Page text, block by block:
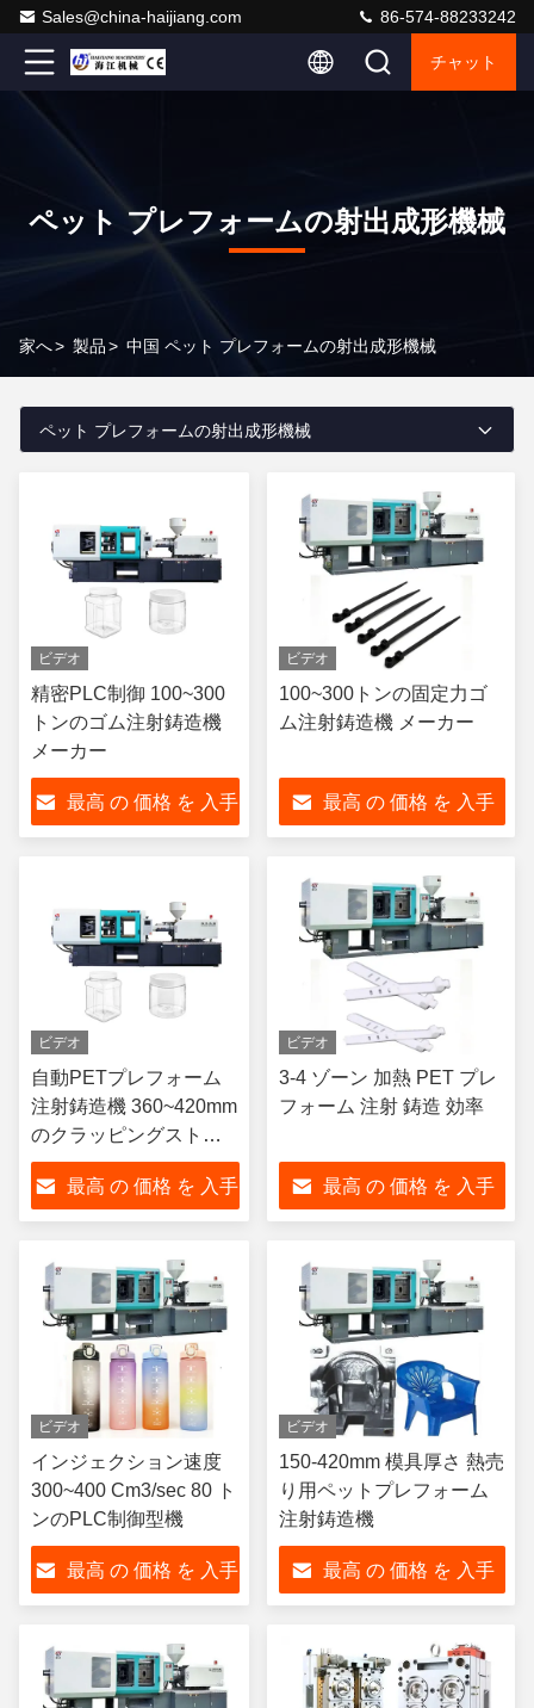
Sales@china-haijiang.com 86-574-88233242
チャット
ペット プレフォームの射出成形機械
家へ> 製品> 中国 ペット プレフォームの射出成形機械
ペット プレフォームの射出成形機械
ビデオ
精密PLC制御 100~300
トンのゴム注射鋳造機
メーカー
最高 の 価格 を 入手
ビデオ
100~300トンの固定力ゴ
ム注射鋳造機 メーカー
最高 の 価格 を 入手
ビデオ
自動PETプレフォーム
注射鋳造機 360~420mm
のクラッピングストロ
ーク
最高 の 価格 を 入手
ビデオ
3-4 ゾーン 加熱 PET プレ
フォーム 注射 鋳造 効率
最高 の 価格 を 入手
ビデオ
インジェクション速度
300~400 Cm3/sec 80 ト
ンのPLC制御型機
最高 の 価格 を 入手
ビデオ
150-420mm 模具厚さ 熱売
り用ペットプレフォーム
注射鋳造機
最高 の 価格 を 入手